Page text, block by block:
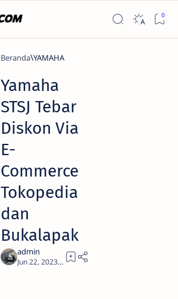
Beranda YAMAHA
Yamaha
STSJ Tebar
Diskon Via
E-
Commerce
Tokopedia
dan
Bukalapak
1